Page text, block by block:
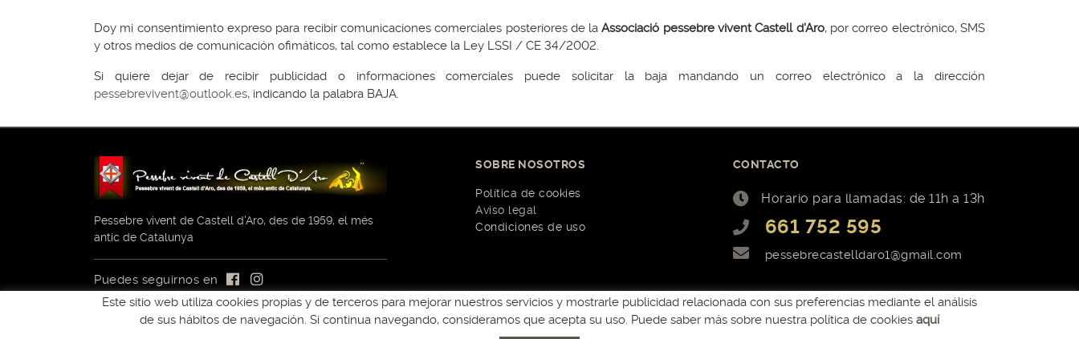
Doy mi consentimiento expreso para recibir comunicaciones comerciales posteriores de laAssociació pessebre vivent Castell d'Aro, por correo electrónico, SMS
y otros medios de comunicación ofimáticos, tal como establece la Ley LSSI / CE 34/2002.
Si quiere dejar de recibir publicidad o informaciones comerciales puede solicitar la baja mandando un correo electrónico a la dirección
pessebrevivent@outlook.es, indicando la palabra BAJA.
Pessebre vivent de Castell d'Aro, des de 1959, el més
antic de Catalunya
Puedes seguirnos en
SOBRE NOSOTROS
Política de cookies
Aviso legal
Condiciones de uso
CONTACTO
Horario para llamadas: de 11h a 13h
661 752 595
pessebrecastelldaro1@gmail.com
Este sitio web utiliza cookies propias y de terceros para mejorar nuestros servicios y mostrarle publicidad relacionada con sus preferencias mediante el análisis
de sus hábitos de navegación. Si continua navegando, consideramos que acepta su uso. Puede saber más sobre nuestra política de cookies aquí